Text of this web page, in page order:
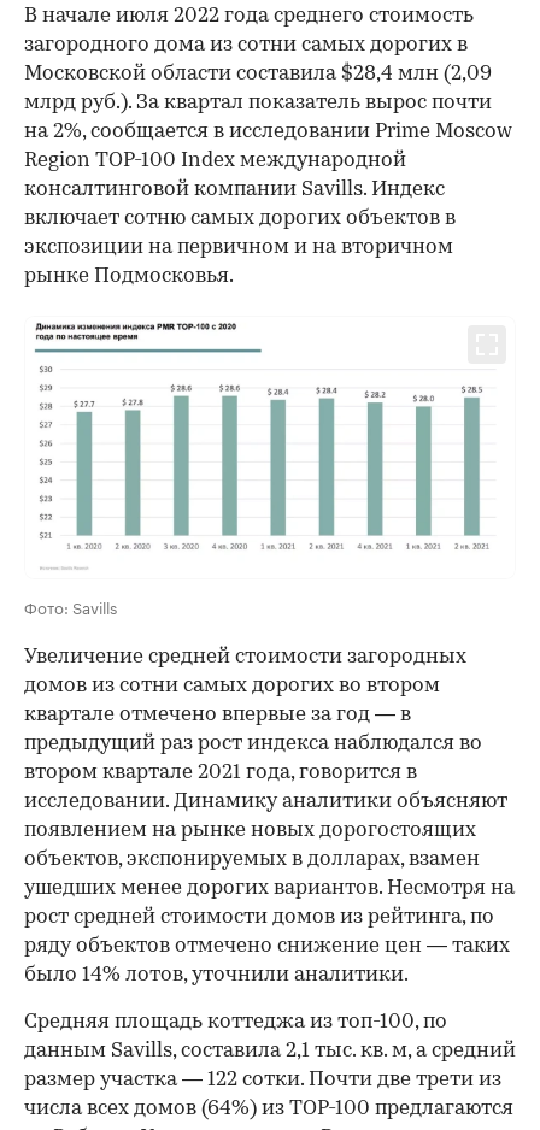
В начале июля 2022 года среднего стоимость
загородного дома из сотни самых дорогих в
Московской области составила $28,4 млн (2,09
млрд руб.). За квартал показатель вырос почти
на 2%, сообщается в исследовании Prime Moscow
Region TOP-100 Index международной
консалтинговой компании Savills. Индекс
включает сотню самых дорогих объектов в
экспозиции на первичном и на вторичном
рынке Подмосковья.
Фото: Savills
Увеличение средней стоимости загородных
домов из сотни самых дорогих во втором
квартале отмечено впервые за год — в
предыдущий раз рост индекса наблюдался во
втором квартале 2021 года, говорится в
исследовании. Динамику аналитики объясняют
появлением на рынке новых дорогостоящих
объектов, экспонируемых в долларах, взамен
ушедших менее дорогих вариантов. Несмотря на
рост средней стоимости домов из рейтинга, по
ряду объектов отмечено снижение цен — таких
было 14% лотов, уточнили аналитики.
Средняя площадь коттеджа из топ-100, по
данным Savills, составила 2,1 тыс. кв. м, а средний
размер участка — 122 сотки. Почти две трети из
числа всех домов (64%) из ТOP-100 предлагаются